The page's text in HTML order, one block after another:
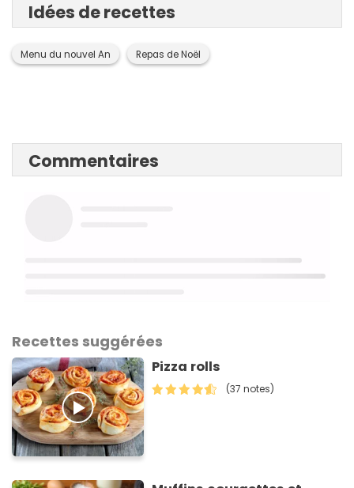
Idées de recettes
Menu du nouvel An Repas de Noël
Commentaires
Recettes suggérées
Pizza rolls
(37 notes)